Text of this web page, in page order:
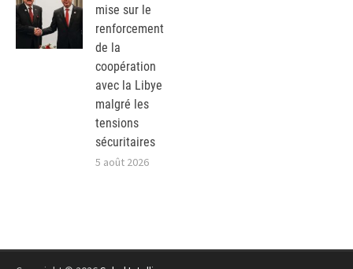
mise sur le
renforcement
de la
coopération
avec la Libye
malgré les
tensions
sécuritaires
5 août 2026